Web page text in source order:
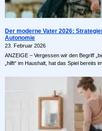
Der moderne Vater 2026:
Autonomie
23. Februar 2026
ANZEIGE – Vergessen wir den Begriff
„hilft“ im Haushalt, hat das Spiel bereits